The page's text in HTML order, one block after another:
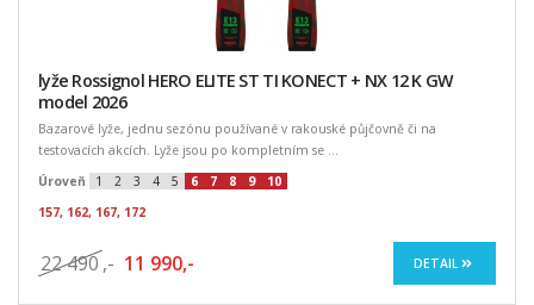
lyže Rossignol HERO ELITE ST TI KONECT + NX 12 K GW
model 2026
Bazarové lyže, jednu sezónu používané v rakouské půjčovně či na
testovacích akcích. Lyže jsou po kompletním se ...
Úroveň
1 2 3 4 5 6 7 8 9
10
157, 162, 167, 172
22 490 ,- 11 990,- DETAIL